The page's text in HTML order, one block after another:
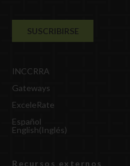
INCCRRA
Gateways
ExceleRate
Español
English(Inglés)
Recursos externos